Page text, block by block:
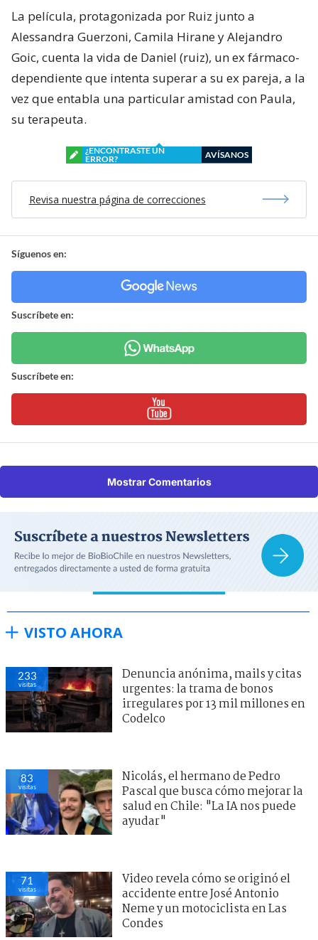
La película, protagonizada por Ruiz junto a
Alessandra Guerzoni, Camila Hirane y Alejandro
Goic, cuenta la vida de Daniel (ruiz), un ex fármaco-
dependiente que intenta superar a su ex pareja, a la
vez que entabla una particular amistad con Paula,
su terapeuta.
¿ENCONTRASTE UN
ERROR?
AVÍSANOS
Revisa nuestra página de correcciones
Síguenos en:
Suscríbete en:
Suscríbete en:
Mostrar Comentarios
VISTO AHORA
233
visitas
Denuncia anónima, mails y citas
urgentes: la trama de bonos
irregulares por 13 mil millones en
Codelco
83
visitas
Nicolás, el hermano de Pedro
Pascal que busca cómo mejorar la
salud en Chile: "La IA nos puede
ayudar"
71
visitas
Video revela cómo se originó el
accidente entre José Antonio
Neme y un motociclista en Las
Condes